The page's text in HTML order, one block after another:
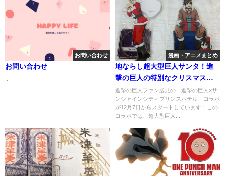
お問い合わせ
お問い合わせ
...
漫画・アニメまとめ
地ならし超大型巨人サンタ！進
撃の巨人の特別なクリスマスイ
ベント
進撃の巨人ファン必見の「進撃の巨人×サ
ンシャインシティプリンスホテル」コラボ
が12月7日からスタートしています！この
コラボでは、超大型巨人...